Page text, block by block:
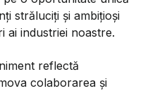
străluciți și ambițioși
ai industriei noastre.
reflectă
colaborarea și